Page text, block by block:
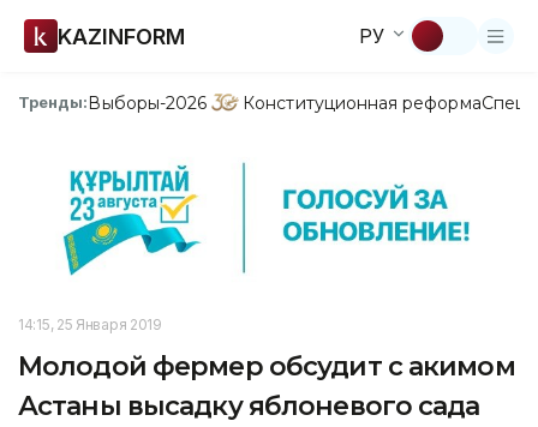
KAZINFORM РУ
Тренды:Выборы-2026 Конституционная реформа
14:15, 25 Января 2019
Молодой фермер обсудит с акимом
Астаны высадку яблоневого сада